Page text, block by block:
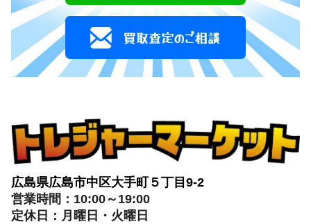
広島県広島市中区大手町５丁目9-2
営業時間：10:00～19:00
定休日：月曜日・火曜日